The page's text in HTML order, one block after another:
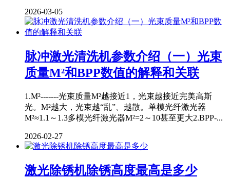
2026-03-05
脉冲激光清洗机参数介绍（一）光束
质量M²和BPP数值的解释和关联
1.M²-------光束质量M²越接近1，光束越接近完美高斯
光。M²越大，光束越“乱”、越散。单模光纤激光器
M²≈1.1～1.3多模光纤激光器M²=2～10甚至更大2.BPP-...
2026-02-27
激光除锈机除锈高度最高是多少